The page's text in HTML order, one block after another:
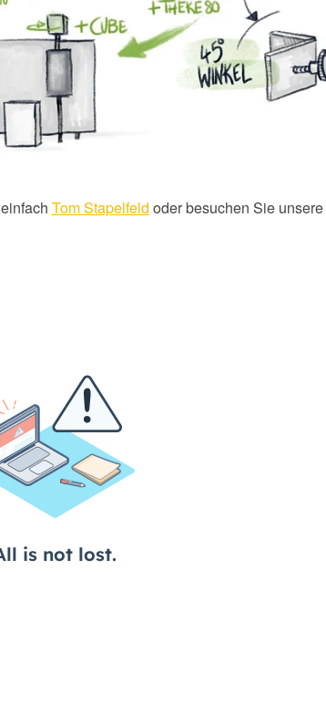
TomStapelfeld oder besuchen Sie unsere